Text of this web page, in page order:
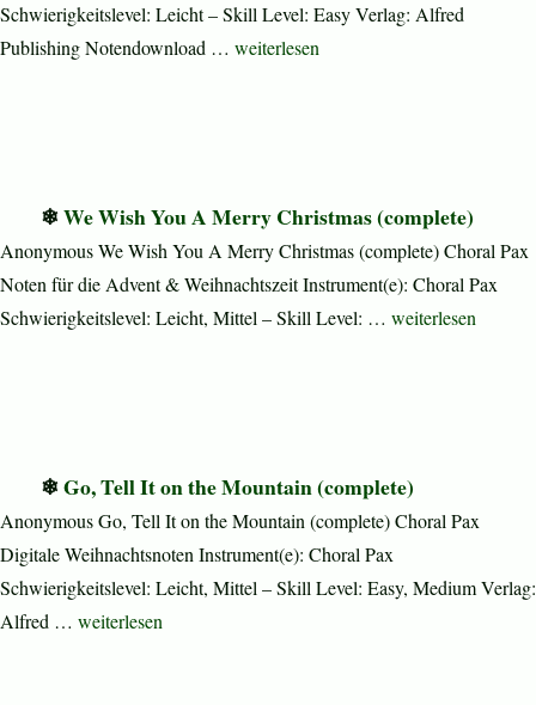
Schwierigkeitslevel: Leicht – Skill Level: Easy Verlag: Alfred
Publishing Notendownload … „Let Heaven and Nature Sing!
weiterlesen
We Wish You A Merry Christmas (complete)
Anonymous We Wish You A Merry Christmas (complete) Choral Pax
Noten für die Advent & Weihnachtszeit Instrument(e): Choral Pax
Schwierigkeitslevel: Leicht, Mittel – Skill Level: … „We Wish You A
weiterlesen
Go, Tell It on the Mountain (complete)
Anonymous Go, Tell It on the Mountain (complete) Choral Pax
Digitale Weihnachtsnoten Instrument(e): Choral Pax
Schwierigkeitslevel: Leicht, Mittel – Skill Level: Easy, Medium Verlag:
Alfred … „Go, Tell It on the Mountain (complete)“
weiterlesen